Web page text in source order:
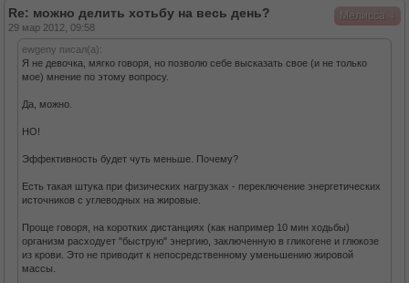
Мелисса
Re: можно делить хотьбу на весь день?
29 мар 2012, 09:58
ewgeny писал(а):
Я не девочка, мягко говоря, но позволю себе высказать свое (и не только
мое) мнение по этому вопросу.
Да, можно.
НО!
Эффективность будет чуть меньше. Почему?
Есть такая штука при физических нагрузках - переключение энергетических
источников с углеводных на жировые.
Проще говоря, на коротких дистанциях (как например 10 мин ходьбы)
организм расходует "быструю" энергию, заключенную в гликогене и глюкозе
из крови. Это не приводит к непосредственному уменьшению жировой
массы.